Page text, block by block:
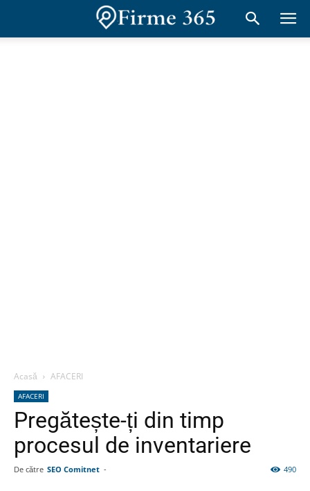
Acasă AFACERI
AFACERI
Pregătește-ți din timp
procesul de inventariere
De către SEO Comitnet - 490